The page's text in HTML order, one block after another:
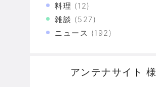
料理 (12)
雑談 (527)
ニュース (192)
アンテナサイト 様